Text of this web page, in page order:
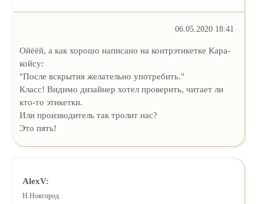
06.05.2020 18:41
Ойёёй, а как хорошо написано на контрэтикетке Кара-
койсу:
"После вскрытия желательно употребить."
Класс! Видимо дизайнер хотел проверить, читает ли
кто-то этикетки.
Или производитель так тролит нас?
Это пять!
AlexV:
Н.Новгород